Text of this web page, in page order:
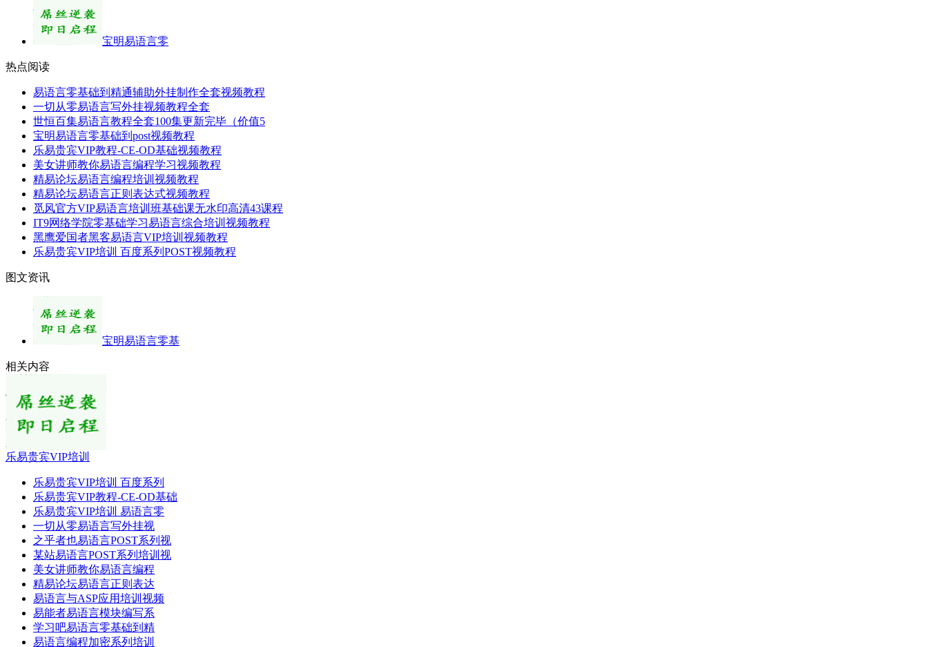
宝明易语言零
热点阅读
易语言零基础到精通辅助外挂制作全套视频教程
一切从零易语言写外挂视频教程全套
世恒百集易语言教程全套100集更新完毕（价值5
宝明易语言零基础到post视频教程
乐易贵宾VIP教程-CE-OD基础视频教程
美女讲师教你易语言编程学习视频教程
精易论坛易语言编程培训视频教程
精易论坛易语言正则表达式视频教程
觅风官方VIP易语言培训班基础课无水印高清43课程
IT9网络学院零基础学习易语言综合培训视频教程
黑鹰爱国者黑客易语言VIP培训视频教程
乐易贵宾VIP培训 百度系列POST视频教程
图文资讯
宝明易语言零基
相关内容
乐易贵宾VIP培训
乐易贵宾VIP培训 百度系列
乐易贵宾VIP教程-CE-OD基础
乐易贵宾VIP培训 易语言零
一切从零易语言写外挂视
之乎者也易语言POST系列视
某站易语言POST系列培训视
美女讲师教你易语言编程
精易论坛易语言正则表达
易语言与ASP应用培训视频
易能者易语言模块编写系
学习吧易语言零基础到精
易语言编程加密系列培训